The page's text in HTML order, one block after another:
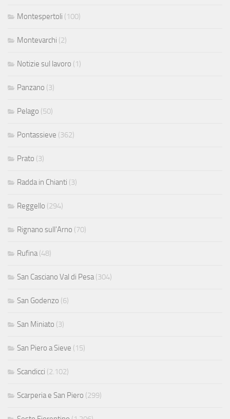
Montespertoli (100)
Montevarchi (2)
Notizie sul lavoro (1)
Panzano (3)
Pelago (50)
Pontassieve (362)
Prato (3)
Radda in Chianti (3)
Reggello (294)
Rignano sull'Arno (70)
Rufina(48)
San Casciano Val di Pesa(304)
San Godenzo (6)
San Miniato (3)
San Piero a Sieve (15)
Scandicci (2.102)
Scarperia e San Piero (299)